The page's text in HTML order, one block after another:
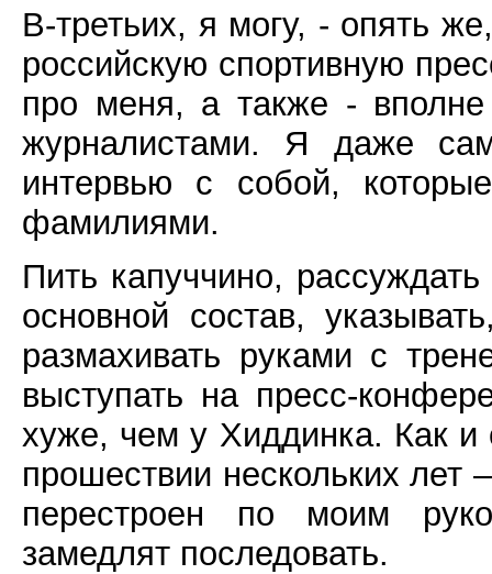
В-третьих, я могу, - опять
российскую спортивную
про меня, а также -
журналистами. Я даже
интервью с собой,
фамилиями.
Пить капуччино,
основной состав,
размахивать руками с
выступать на пресс-
хуже, чем у Хиддинка. Как
прошествии нескольких лет
перестроен по моим
замедлят последовать.